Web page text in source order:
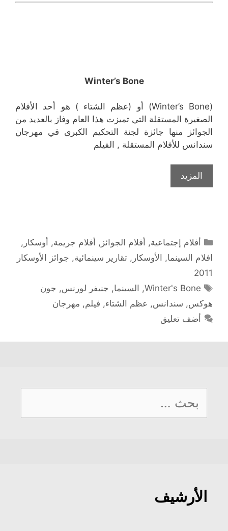
Winter’s Bone
(Winter’s Bone) أو (عظم الشتاء ) هو أحد الأفلام
الصغيرة المستقلة التي تميزت هذا العام وفاز بالعديد من
الجوائز منها جائزة لجنة التحكيم الكبرى في مهرجان
سندانس للأفلام المستقلة , الفيلم
المزيد
التصنيفات
أفلام إجتماعية, أفلام الجوائز , أفلام جريمة, أوسكار ,
افلام السينما, الأوسكار , تقارير سينمائية, جوائز الأوسكار
2011
الوسوم
Winter's Bone
, السينما, جنيفر لورنس, جون
هوكس, سندانس, عظم الشتاء, فيلم, مهرجان
أضف تعليق
البحث
عن:
الأرشيف